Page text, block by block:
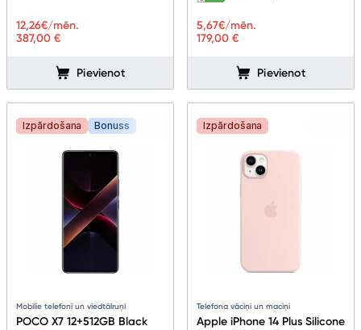
387,00 €
12,26€/mēn.
Pievienot
179,00 €
5,67€/mēn.
Pievienot
Izpārdošana Bonuss
Mobilie telefoni un viedtālruņi
POCO X7 12+512GB Black
Izpārdošana
Telefona vāciņi un maciņi
Apple iPhone 14 Plus Silicone